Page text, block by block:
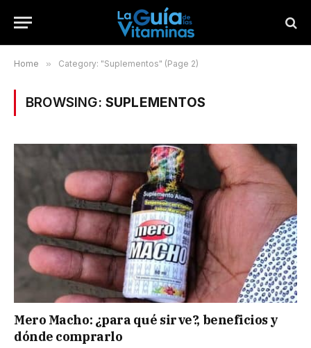
Home » Category: "Suplementos" (Page 2)
BROWSING: SUPLEMENTOS
Mero Macho: ¿para qué sirve?, beneficios y
dónde comprarlo